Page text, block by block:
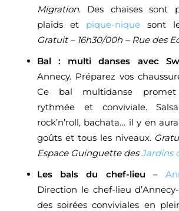
Migration. Des chaises sont
plaids et pique-nique sont
Gratuit – 16h30/00h – Rue des
Bal : multi danses avec
Annecy. Préparez vos
Ce bal multidanse
rythmée et conviviale.
rock’n’roll, bachata… il y en
goûts et tous les niveaux.
Espace Guinguette desJardins
Les bals du chef-lieu –
Direction le chef-lieu
des soirées conviviales en